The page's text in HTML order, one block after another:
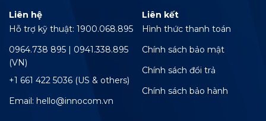
Liên hệ
Hỗ trợ kỹ thuật: 1900.068.895
0964.738 895 | 0941.338.895
(VN)
+1 661 422 5036 (US & others)
Email: hello@innocom.vn
Liên kết
Hình thức thanh toán
Chính sách bảo mật
Chính sách đổi trả
Chính sách bảo hành